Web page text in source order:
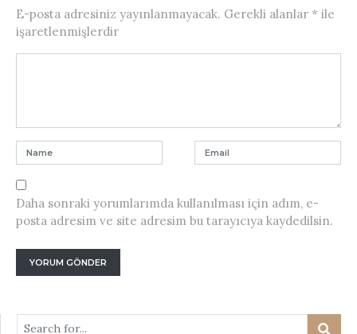
E-posta adresiniz yayınlanmayacak. Gerekli alanlar * ile
işaretlenmişlerdir
Daha sonraki yorumlarımda kullanılması için adım, e-
posta adresim ve site adresim bu tarayıcıya kaydedilsin.